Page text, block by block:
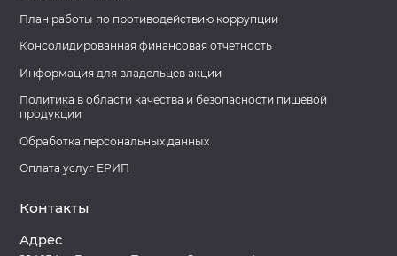
План работы по противодействию коррупции
Консолидированная финансовая отчетность
Информация для владельцев акции
Политика в области качества и безопасности пищевой
продукции
Обработка персональных данных
Оплата услуг ЕРИП
Контакты
Адрес